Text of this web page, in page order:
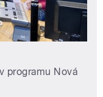
programu Nová